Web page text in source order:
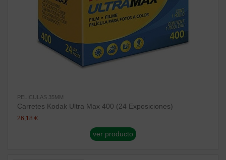
PELICULAS 35MM
Carretes Kodak Ultra Max 400 (24 Exposiciones)
26,18 €
ver producto